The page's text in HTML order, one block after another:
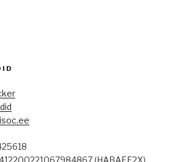
(HABAEE2X)